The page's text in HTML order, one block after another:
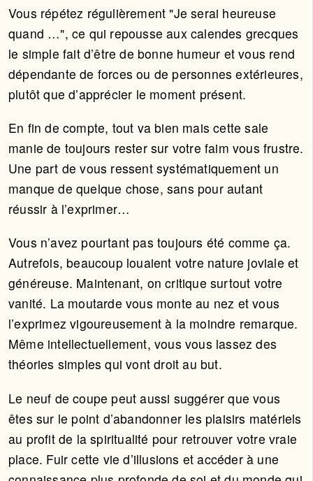
Vous répétez régulièrement "Je serai heureuse
quand …", ce qui repousse aux calendes grecques
le simple fait d’être de bonne humeur et vous rend
dépendante de forces ou de personnes extérieures,
plutôt que d’apprécier le moment présent.
En fin de compte, tout va bien mais cette sale
manie de toujours rester sur votre faim vous frustre.
Une part de vous ressent systématiquement un
manque de quelque chose, sans pour autant
réussir à l’exprimer…
Vous n’avez pourtant pas toujours été comme ça.
Autrefois, beaucoup louaient votre nature joviale et
généreuse. Maintenant, on critique surtout votre
vanité. La moutarde vous monte au nez et vous
l’exprimez vigoureusement à la moindre remarque.
Même intellectuellement, vous vous lassez des
théories simples qui vont droit au but.
Le neuf de coupe peut aussi suggérer que vous
êtes sur le point d’abandonner les plaisirs matériels
au profit de la spiritualité pour retrouver votre vraie
place. Fuir cette vie d’illusions et accéder à une